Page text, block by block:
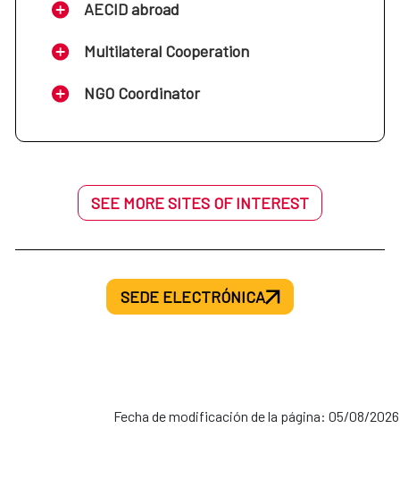
AECID abroad
Multilateral Cooperation
NGO Coordinator
SEE MORE SITES OF INTEREST
SEDE ELECTRÓNICA
Fecha de modificación de la página: 05/08/2026